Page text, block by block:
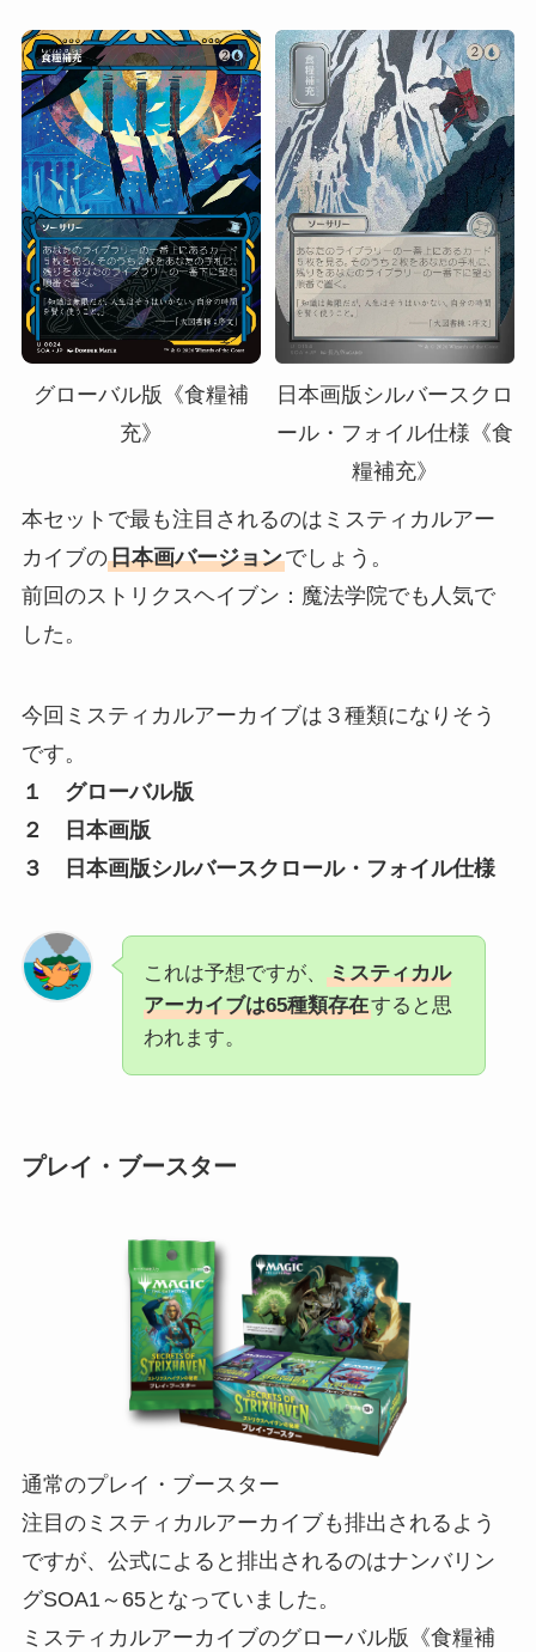
グローバル版《食糧補
充》
日本画版シルバースクロ
ール・フォイル仕様《食
糧補充》
本セットで最も注目されるのはミスティカルアー
カイブの日本画バージョンでしょう。
前回のストリクスヘイブン：魔法学院でも人気で
した。
今回ミスティカルアーカイブは３種類になりそう
です。
１ グローバル版
２ 日本画版
３ 日本画版シルバースクロール・フォイル仕様
これは予想ですが、
ミスティカル
アーカイブは65種類存在すると思
われます。
プレイ・ブースター
通常のプレイ・ブースター
注目のミスティカルアーカイブも排出されるよう
ですが、公式によると排出されるのはナンバリン
グSOA1～65となっていました。
ミスティカルアーカイブのグローバル版《食糧補